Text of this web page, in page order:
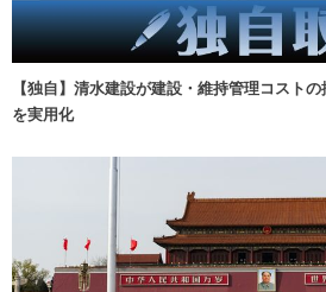
【独自】清水建設が建設・維持管理コスト
を実用化